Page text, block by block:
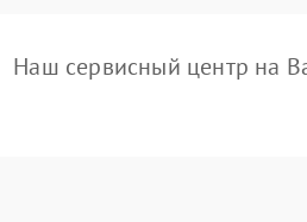
Наш сервисный центр на